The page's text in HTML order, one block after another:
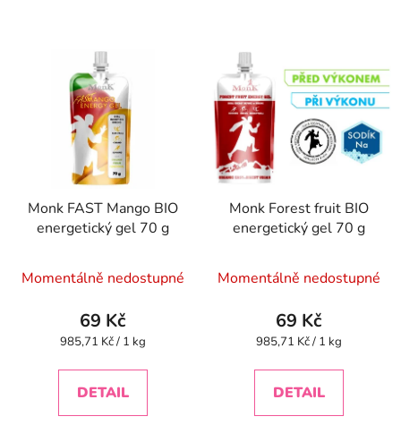
Monk FAST Mango BIO
energetický gel 70 g
Momentálně nedostupné
69 Kč
Měrná
985,71 Kč / 1 kg
DETAIL
Monk Forest fruit BIO
energetický gel 70 g
Momentálně nedostupné
69 Kč
Měrná
985,71 Kč / 1 kg
DETAIL